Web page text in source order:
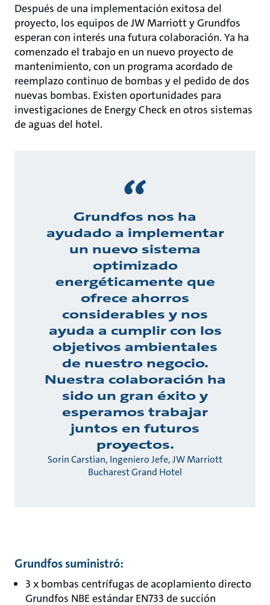
Después de una implementación exitosa del
proyecto, los equipos de JW Marriott y Grundfos
esperan con interés una futura colaboración. Ya ha
comenzado el trabajo en un nuevo proyecto de
mantenimiento, con un programa acordado de
reemplazo continuo de bombas y el pedido de dos
nuevas bombas. Existen oportunidades para
investigaciones de Energy Check en otros sistemas
de aguas del hotel.
Grundfos nos ha
ayudado a implementar
un nuevo sistema
optimizado
energéticamente que
ofrece ahorros
considerables y nos
ayuda a cumplir con los
objetivos ambientales
de nuestro negocio.
Nuestra colaboración ha
sido un gran éxito y
esperamos trabajar
juntos en futuros
proyectos.
Sorin Carstian, Ingeniero Jefe, JW Marriott
Bucharest Grand Hotel
Grundfos suministró:
3 x bombas centrífugas de acoplamiento directo
Grundfos NBE estándar EN733 de succión